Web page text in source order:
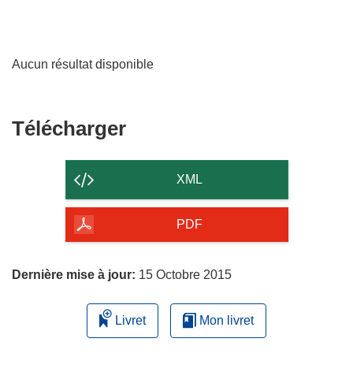
Aucun résultat disponible
TéléchargerTélécharger
contenu
de
page
XML
PDF
Dernière mise à jour: 15 Octobre 2015
Livret Mon livret